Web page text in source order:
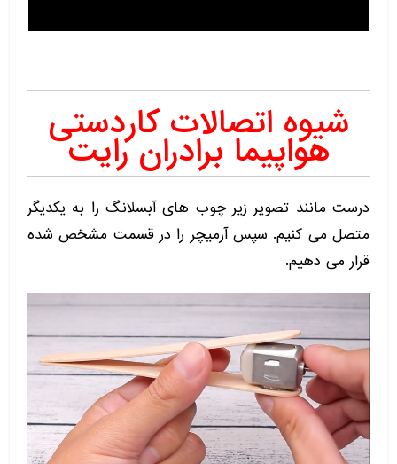
شیوه اتصالات کاردستی
هواپیما برادران رایت
درست مانند تصویر زیر چوب های آبسلانگ را به یکدیگر
متصل می کنیم. سپس آرمیچر را در قسمت مشخص شده
قرار می دهیم.